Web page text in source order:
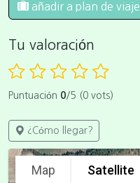
añadir a plan de viaje
Tu valoración
Puntuación 0/5 (0 vots)
¿Cómo llegar?
Map Satellite